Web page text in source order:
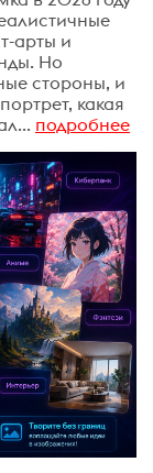
арты и
Но
стороны, и
какая
подробнее